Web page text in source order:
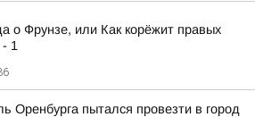
о Фрунзе, или Как корёжит правых
1
Оренбурга пытался провезти в город